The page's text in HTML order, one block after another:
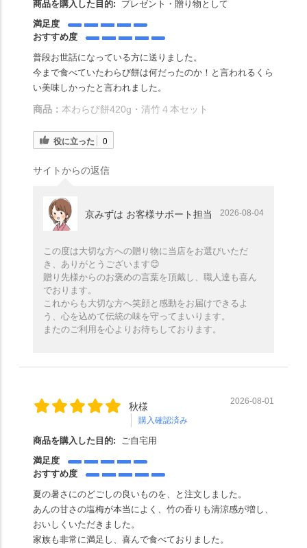
商品を購入した目的:
プレゼント・贈り物として
満足度
おすすめ度
普段お世話になっている方に送りました。
今まで食べていたわらび餅は何だったのか！と言われるくら
い美味しかったと言われました。
商品： 本わらび餅420g・清竹４本セット
役に立った 0
サイトからの返信
京みずは お客様サポート担当 2026-08-04
この度は大切な方への贈り物に当店をお選びいただ
き、ありがとうございます😊
贈り先様からのお褒めの言葉を頂戴し、職人達も喜ん
でおります。
これからも大切な方へ笑顔と感動をお届けできるよ
う、心を込めて伝統の味を守ってまいります。
またのご利用を心よりお待ちしております。
秋様
購入確認済み
2026-08-01
商品を購入した目的:
ご自宅用
満足度
おすすめ度
夏の暑さにのどごしの良いものを、と注文しました。
あんの甘さの塩梅が本当によく、竹の香りも清涼感が増し、
おいしくいただきました。
家族も非常に満足し、喜んで食べておりました。